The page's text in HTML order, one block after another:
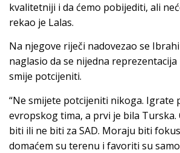
kvalitetniji i da ćemo pobijediti, ali
rekao je Lalas.
Na njegove riječi nadovezao se
naglasio da se nijedna
smije potcijeniti.
“Ne smijete potcijeniti nikoga. Igrate
evropskog tima, a prvi je bila Turska.
biti ili ne biti za SAD. Moraju biti
domaćem su terenu i favoriti su